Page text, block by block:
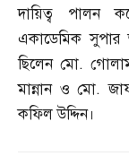
দায়িত্ব পালন
একাডেমিক সুপার
ছিলেন মো.
মান্নান ও মো.
কফিল উদ্দিন।